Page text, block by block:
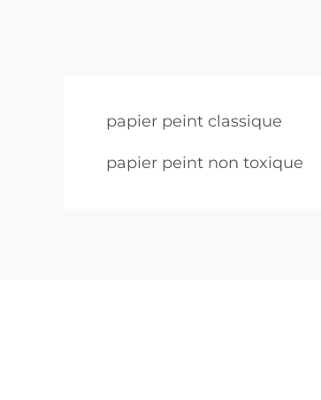
papier peint classique
papier peint non toxique